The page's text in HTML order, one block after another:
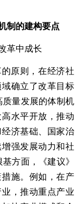
制的建构要点
革中成长
原则，在经济社
确立了改革目标
质量发展的体制机
水平开放，推动
济基础、国家治
强发展动力和社
方面，《建议》
施。例如，在产
，推动重点产业